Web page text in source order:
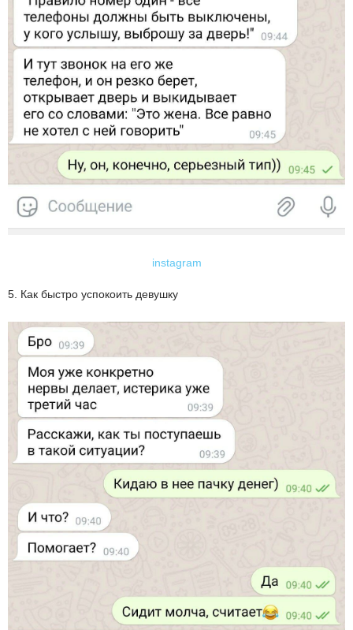
instagram
5. Как быстро успокоить девушку